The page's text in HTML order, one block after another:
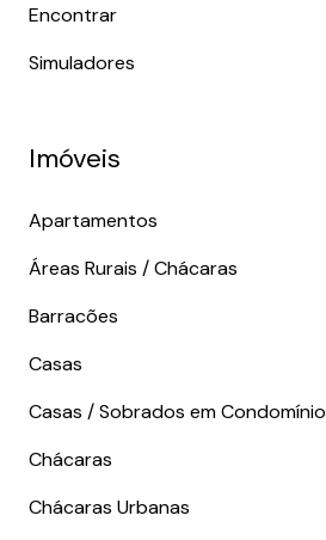
Encontrar
Simuladores
Imóveis
Apartamentos
Áreas Rurais / Chácaras
Barracões
Casas
Casas / Sobrados em Condomínio
Chácaras
Chácaras Urbanas